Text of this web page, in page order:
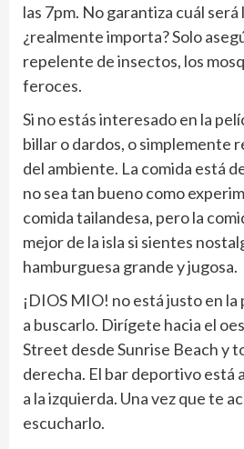
las 7pm. No garantiza cuál
¿realmente importa? Solo
repelente de insectos, los
feroces.
Si no estás interesado en la
billar o dardos, o simplemente
del ambiente. La comida está
no sea tan bueno como
comida tailandesa, pero la
mejor de la isla si sientes
hamburguesa grande y jugosa.
¡DIOS MIO! no está justo en la
a buscarlo. Dirígete hacia el
Street desde Sunrise Beach y
derecha. El bar deportivo está
a la izquierda. Una vez que te
escucharlo.